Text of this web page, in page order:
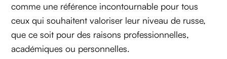
comme une référence incontournable pour tous
ceux qui souhaitent valoriser leur niveau de russe,
que ce soit pour des raisons professionnelles,
académiques ou personnelles.